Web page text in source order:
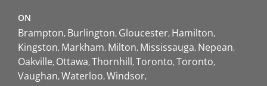
ON
Brampton Burlington Gloucester Hamilton
Kingston Markham Milton Mississauga Nepean
Oakville Ottawa Thornhill Toronto Toronto
Vaughan Waterloo Windsor